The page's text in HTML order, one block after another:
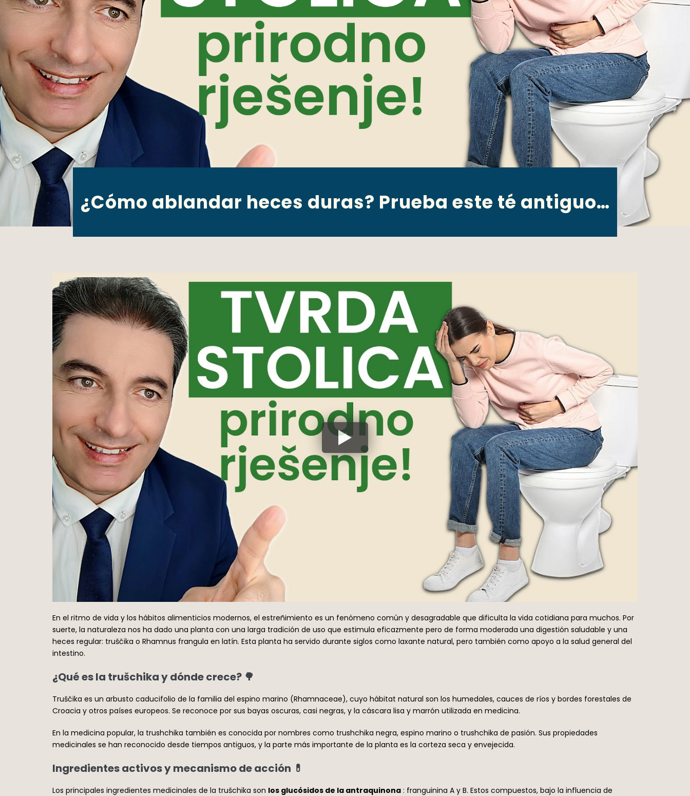
¿Cómo ablandar heces duras? Prueba este té antiguo…
En el ritmo de vida y los hábitos alimenticios modernos, el estreñimiento es un fenómeno común y desagradable que dificulta la vida cotidiana para muchos. Por
suerte, la naturaleza nos ha dado una planta con una larga tradición de uso que estimula eficazmente pero de forma moderada una digestión saludable y una
heces regular: truščika o Rhamnus frangula en latín. Esta planta ha servido durante siglos como laxante natural, pero también como apoyo a la salud general del
intestino.
¿Qué es la trušchika y dónde crece? 🌳
Truščika es un arbusto caducifolio de la familia del espino marino (Rhamnaceae), cuyo hábitat natural son los humedales, cauces de ríos y bordes forestales de
Croacia y otros países europeos. Se reconoce por sus bayas oscuras, casi negras, y la cáscara lisa y marrón utilizada en medicina.
En la medicina popular, la trushchika también es conocida por nombres como trushchika negra, espino marino o trushchika de pasión. Sus propiedades
medicinales se han reconocido desde tiempos antiguos, y la parte más importante de la planta es la corteza seca y envejecida.
Ingredientes activos y mecanismo de acción 💊
Los principales ingredientes medicinales de la trušchika son los glucósidos de la antraquinona : franguinina A y B. Estos compuestos, bajo la influencia de